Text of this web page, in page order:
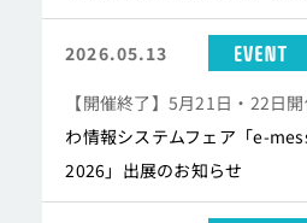
2026.05.13
【開催終了】5月21日・22
わ情報システムフェア「e-
2026」出展のお知らせ